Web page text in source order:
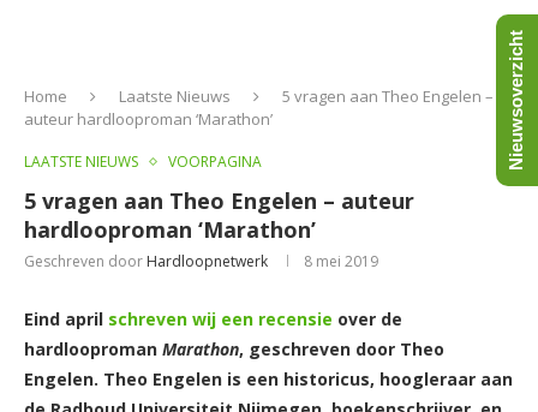
Home Laatste Nieuws
5 vragen aan Theo Engelen –
auteur hardlooproman ‘Marathon’
LAATSTE NIEUWS VOORPAGINA
5 vragen aan Theo Engelen – auteur
hardlooproman ‘Marathon’
Geschreven door Hardloopnetwerk 8 mei 2019
Eind april schreven wij een recensie over de
hardlooproman Marathon, geschreven door Theo
Engelen. Theo Engelen is een historicus, hoogleraar aan
Nieuwsoverzicht